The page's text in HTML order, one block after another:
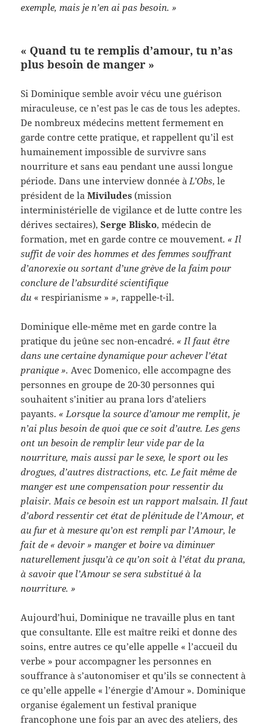
exemple, mais je n’en ai pas besoin. »
« Quand tu te remplis d’amour, tu n’as
plus besoin de manger »
Si Dominique semble avoir vécu une guérison
miraculeuse, ce n’est pas le cas de tous les adeptes.
De nombreux médecins mettent fermement en
garde contre cette pratique, et rappellent qu’il est
humainement impossible de survivre sans
nourriture et sans eau pendant une aussi longue
période. Dans une interview donnée àL’Obs, le
président de laMiviludes(mission
interministérielle de vigilance et de lutte contre les
dérives sectaires),Serge Blisko, médecin de
formation, met en garde contre ce mouvement. « Il
suffit de voir des hommes et des femmes souffrant
d’anorexie ou sortant d’une grève de la faim pour
conclure de l’absurdité scientifique
du « respirianisme » », rappelle-t-il.
Dominique elle-même met en garde contre la
pratique du jeûne sec non-encadré. « Il faut être
dans une certaine dynamique pour achever l’état
pranique ». Avec Domenico, elle accompagne des
personnes en groupe de 20-30 personnes qui
souhaitent s’initier au prana lors d’ateliers
payants. « Lorsque la source d’amour me remplit, je
n’ai plus besoin de quoi que ce soit d’autre. Les gens
ont un besoin de remplir leur vide par de la
nourriture, mais aussi par le sexe, le sport ou les
drogues, d’autres distractions, etc. Le fait même de
manger est une compensation pour ressentir du
plaisir. Mais ce besoin est un rapport malsain. Il faut
d’abord ressentir cet état de plénitude de l’Amour, et
au fur et à mesure qu’on est rempli par l’Amour, le
fait de « devoir » manger et boire va diminuer
naturellement jusqu’à ce qu’on soit à l’état du prana,
à savoir que l’Amour se sera substitué à la
nourriture. »
Aujourd’hui, Dominique ne travaille plus en tant
que consultante. Elle est maître reiki et donne des
soins, entre autres ce qu’elle appelle « l’accueil du
verbe » pour accompagner les personnes en
souffrance à s’autonomiser et qu’ils se connectent à
ce qu’elle appelle « l’énergie d’Amour ». Dominique
organise également un festival pranique
francophone une fois par an avec des ateliers, des